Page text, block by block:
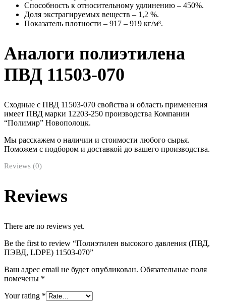
Способность к относительному удлинению – 450%.
Доля экстрагируемых веществ – 1,2 %.
Показатель плотности – 917 – 919 кг/м³.
Аналоги полиэтилена
ПВД 11503-070
Сходные с ПВД 11503-070 свойства и область применения
имеет ПВД марки 12203-250 производства Компании
“Полимир” Новополоцк.
Мы расскажем о наличии и стоимости любого сырья.
Поможем с подбором и доставкой до вашего производства.
Reviews (0)
Reviews
There are no reviews yet.
Be the first to review “Полиэтилен высокого давления (ПВД,
ПЭВД, LDPE) 11503-070”
Ваш адрес email не будет опубликован. Обязательные поля
помечены *
Your rating *